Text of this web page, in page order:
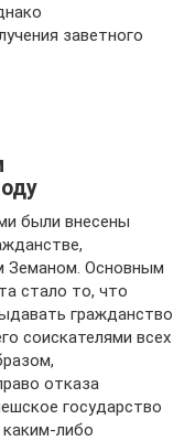
заветного
были внесены
Земаном. Основным
стало то, что
гражданство
соискателями всех
отказа
государство
либо